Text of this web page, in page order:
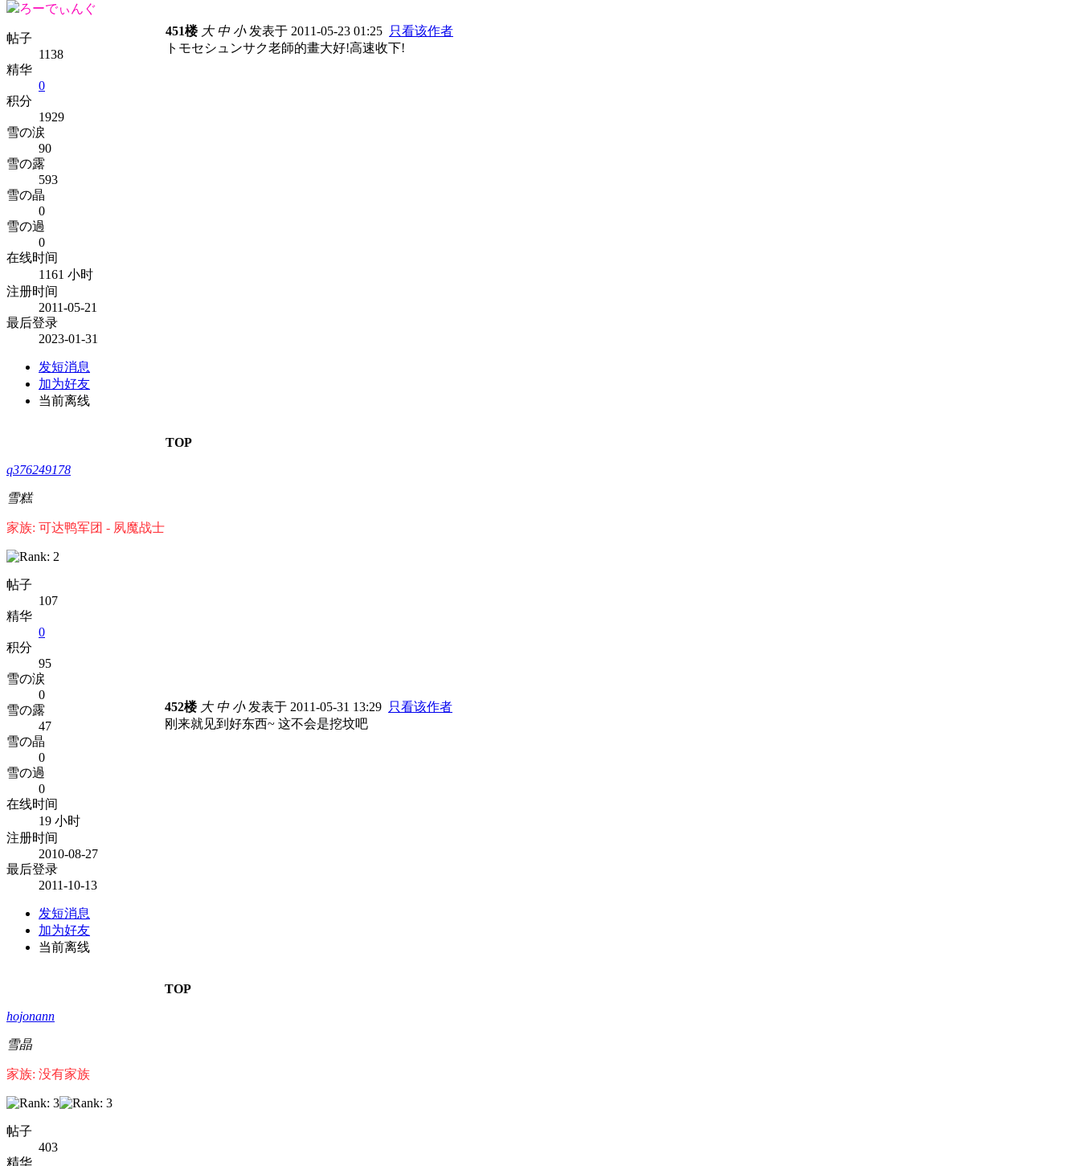
ろーでぃんぐ
帖子
1138
精华
0
积分
1929
雪の涙
90
雪の露
593
雪の晶
0
雪の過
0
在线时间
1161 小时
注册时间
2011-05-21
最后登录
2023-01-31
发短消息
加为好友
当前离线
451楼 大 中 小发表于 2011-05-23 01:25 只看该作者
トモセシュンサク老師的畫大好!高速收下!
TOP
q376249178
雪糕
家族: 可达鸭军团 - 夙魔战士
帖子
107
精华
0
积分
95
雪の涙
0
雪の露
47
雪の晶
0
雪の過
0
在线时间
19 小时
注册时间
2010-08-27
最后登录
2011-10-13
发短消息
加为好友
当前离线
452楼 大 中 小发表于 2011-05-31 13:29 只看该作者
刚来就见到好东西~ 这不会是挖坟吧
TOP
hojonann
雪晶
家族: 没有家族
帖子
403
精华